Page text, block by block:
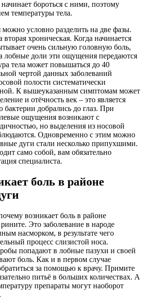
бороться с ними, поэтому
температуры тела.
можно условно разделить на две фазы.
хроническая. Когда начинается
очень сильную головную боль,
лобные доли эти ощущения передаются
тела может повышаться до 40
чертой данных заболеваний
полости систематически
К вышеуказанным симптомам может
и отёчность век – это является
бактерии добрались до глаз. При
ощущения возникают с
но выделения из носовой
Одновременно с этим можно
дуги стали несколько припухшими.
само собой, вам обязательно
специалиста.
боль в районе
возникает боль в районе
Это заболевание в народе
насморком, в результате чего
процесс слизистой носа.
попадают в лобные пазухи и своей
боль. Как и в первом случае
за помощью к врачу. Примите
питьё в больших количествах. А
препараты могут наоборот